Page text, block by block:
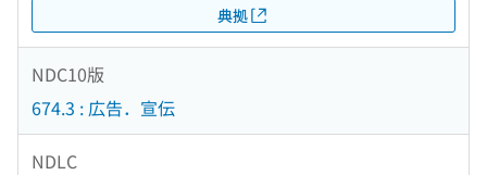
典拠
NDC10版
674.3 : 広告．宣伝
NDLC